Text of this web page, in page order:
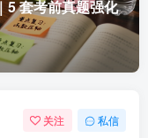
5 套考前真题强化
关注 私信